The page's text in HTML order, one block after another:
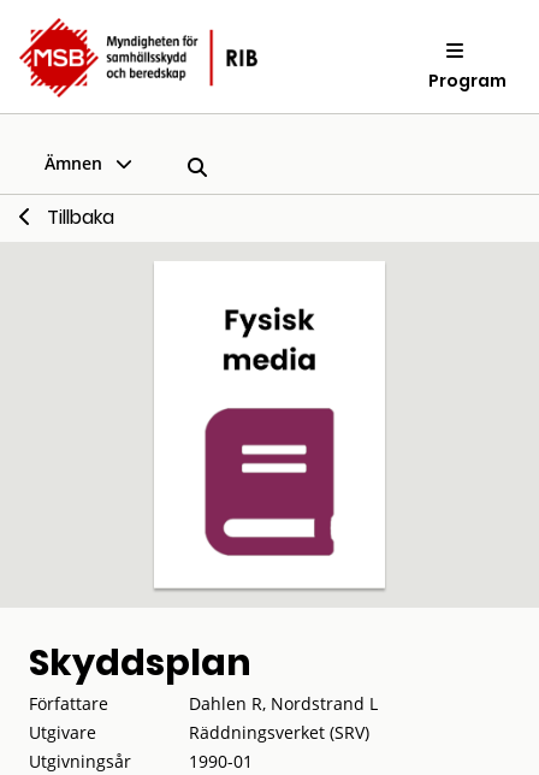
Program
Ämnen
Tillbaka
Skyddsplan
Författare
Dahlen R, Nordstrand L
Utgivare
Räddningsverket (SRV)
Utgivningsår
1990-01